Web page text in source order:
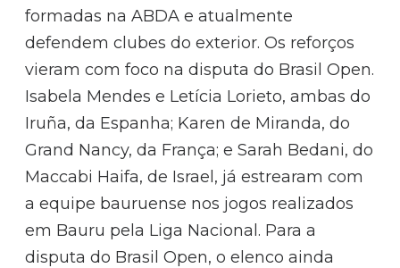
formadas na ABDA e atualmente
defendem clubes do exterior. Os reforços
vieram com foco na disputa do Brasil Open.
Isabela Mendes e Letícia Lorieto, ambas do
Iruña, da Espanha; Karen de Miranda, do
Grand Nancy, da França; e Sarah Bedani, do
Maccabi Haifa, de Israel, já estrearam com
a equipe bauruense nos jogos realizados
em Bauru pela Liga Nacional. Para a
disputa do Brasil Open, o elenco ainda